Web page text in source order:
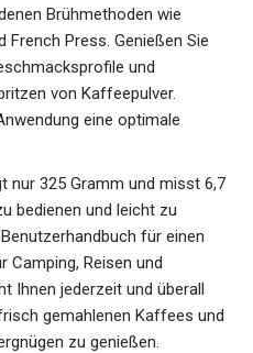
Brühmethoden wie
French Press. Genießen Sie
und
von Kaffeepulver.
eine optimale
nur 325 Gramm und misst 6,7
bedienen und leicht zu
für einen
Camping, Reisen und
Ihnen jederzeit und überall
gemahlenen Kaffees und
zu genießen.